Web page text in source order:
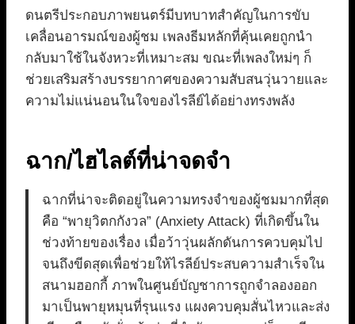
ดนตรีประกอบภาพยนตร์มีบทบาทสำคัญในการขับ
เคลื่อนอารมณ์ของผู้ชม เพลงธีมหลักที่คุ้นเคยถูกนำ
กลับมาใช้ในจังหวะที่เหมาะสม ขณะที่เพลงใหม่ๆ ก็
ช่วยเสริมสร้างบรรยากาศของความสับสนวุ่นวายและ
ความไม่แน่นอนในใจของไรลีย์ได้อย่างทรงพลัง
ฉาก/ไฮไลต์ที่น่าจดจำ
ฉากที่น่าจะติดอยู่ในความทรงจำของผู้ชมมากที่สุด
คือ “พายุวิตกกังวล” (Anxiety Attack) ที่เกิดขึ้นใน
ช่วงท้ายของเรื่อง เมื่อว้าวุ่นผลักดันการควบคุมไป
จนถึงขีดสุดเพื่อช่วยให้ไรลีย์ประสบความสำเร็จใน
สนามฮอกกี้ ภาพในศูนย์บัญชาการถูกจำลองออก
มาเป็นพายุหมุนที่รุนแรง แผงควบคุมสั่นไหวและส่ง